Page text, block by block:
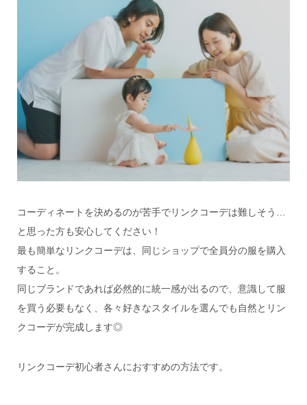
コーディネートを決めるのが苦手でリンクコーデは難しそう…
と思った方も安心してください！
最も簡単なリンクコーデは、同じショップで全員分の服を購入
すること。
同じブランドであれば必然的に統一感が出るので、意識して服
を買う必要もなく、各々好きなスタイルを選んでも自然とリン
クコーデが完成します◎
リンクコーデ初心者さんにおすすめの方法です。